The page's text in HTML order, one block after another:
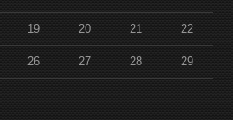
19 20 21 22
26 27 28 29